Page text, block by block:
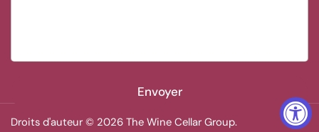
Envoyer
Droits d'auteur © 2026 The Wine Cellar Group.